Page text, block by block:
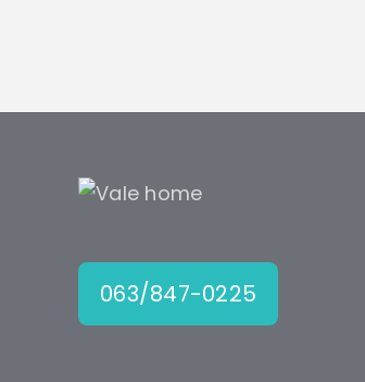
063/847-0225